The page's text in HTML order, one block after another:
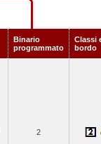
Binario
programmato
Classi
bordo
2